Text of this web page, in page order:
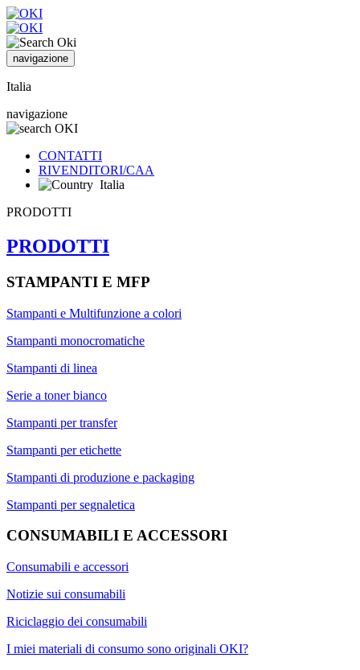
navigazione
Italia
navigazione
CONTATTI
RIVENDITORI/CAA
Italia
PRODOTTI
PRODOTTI
STAMPANTI E MFP
Stampanti e Multifunzione a colori
Stampanti monocromatiche
Stampanti di linea
Serie a toner bianco
Stampanti per transfer
Stampanti per etichette
Stampanti di produzione e packaging
Stampanti per segnaletica
CONSUMABILI E ACCESSORI
Consumabili e accessori
Notizie sui consumabili
Riciclaggio dei consumabili
I miei materiali di consumo sono originali OKI?